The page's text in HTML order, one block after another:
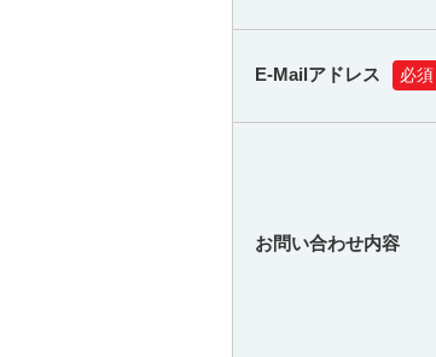
E-Mailアドレス 必須
お問い合わせ内容